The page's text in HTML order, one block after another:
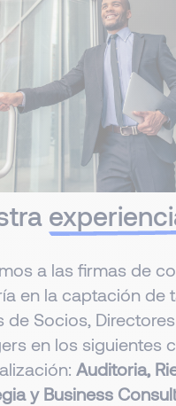
a las firmas de
en la captación de
de Socios,
en los siguientes
Auditoria,
y Business